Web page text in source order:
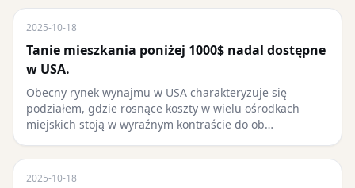
2025-10-18
Tanie mieszkania poniżej 1000$ nadal dostępne
w USA.
Obecny rynek wynajmu w USA charakteryzuje się
podziałem, gdzie rosnące koszty w wielu ośrodkach
miejskich stoją w wyraźnym kontraście do ob…
2025-10-18